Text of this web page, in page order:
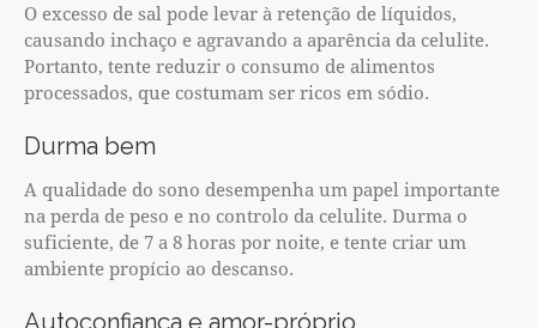
O excesso de sal pode levar à retenção de líquidos,
causando inchaço e agravando a aparência da celulite.
Portanto, tente reduzir o consumo de alimentos
processados, que costumam ser ricos em sódio.
Durma bem
A qualidade do sono desempenha um papel importante
na perda de peso e no controlo da celulite. Durma o
suficiente, de 7 a 8 horas por noite, e tente criar um
ambiente propício ao descanso.
Autoconfiança e amor-próprio